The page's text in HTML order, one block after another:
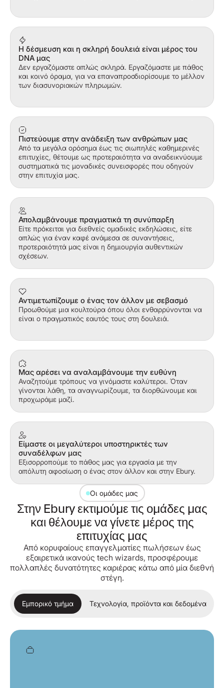
Η δέσμευση και η σκληρή δουλειά είναι μέρος του
DNA μας
Δεν εργαζόμαστε απλώς σκληρά. Εργαζόμαστε με πάθος
και κοινό όραμα, για να επαναπροσδιορίσουμε το μέλλον
των διασυνοριακών πληρωμών.
Πιστεύουμε στην ανάδειξη των ανθρώπων μας
Από τα μεγάλα ορόσημα έως τις σιωπηλές καθημερινές
επιτυχίες, θέτουμε ως προτεραιότητα να αναδεικνύουμε
συστηματικά τις μοναδικές συνεισφορές που οδηγούν
στην επιτυχία μας.
Απολαμβάνουμε πραγματικά τη συνύπαρξη
Είτε πρόκειται για διεθνείς ομαδικές εκδηλώσεις, είτε
απλώς για έναν καφέ ανάμεσα σε συναντήσεις,
προτεραιότητά μας είναι η δημιουργία αυθεντικών
σχέσεων.
Αντιμετωπίζουμε ο ένας τον άλλον με σεβασμό
Προωθούμε μια κουλτούρα όπου όλοι ενθαρρύνονται να
είναι ο πραγματικός εαυτός τους στη δουλειά.
Μας αρέσει να αναλαμβάνουμε την ευθύνη
Αναζητούμε τρόπους να γινόμαστε καλύτεροι. Όταν
γίνονται λάθη, τα αναγνωρίζουμε, τα διορθώνουμε και
προχωράμε μαζί.
Είμαστε οι μεγαλύτεροι υποστηρικτές των
συναδέλφων μας
Εξισορροπούμε το πάθος μας για εργασία με την
απόλυτη αφοσίωση ο ένας στον άλλον και στην Ebury.
Οι ομάδες μας
Στην Ebury εκτιμούμε τις ομάδες μας
και θέλουμε να γίνετε μέρος της
επιτυχίας μας
Από κορυφαίους επαγγελματίες πωλήσεων έως
εξαιρετικά ικανούς tech wizards, προσφέρουμε
πολλαπλές δυνατότητες καριέρας κάτω από μία διεθνή
στέγη.
Εμπορικό τμήμα Τεχνολογία, προϊόντα και δεδομένα